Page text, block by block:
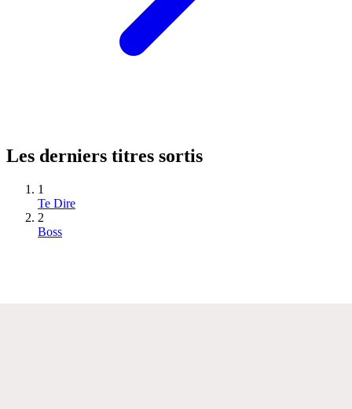
Les derniers titres sortis
1
Te Dire
2
Boss